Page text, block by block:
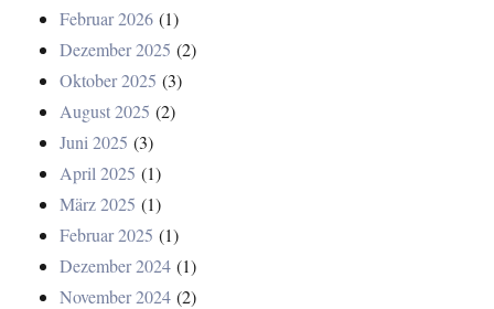
Februar 2026 (1)
Dezember 2025 (2)
Oktober 2025 (3)
August 2025 (2)
Juni 2025 (3)
April 2025 (1)
März 2025 (1)
Februar 2025 (1)
Dezember 2024 (1)
November 2024 (2)